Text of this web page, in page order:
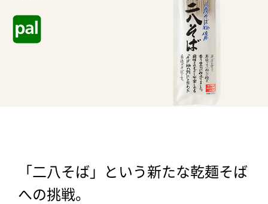
「二八そば」という新たな乾麺そば
への挑戦。